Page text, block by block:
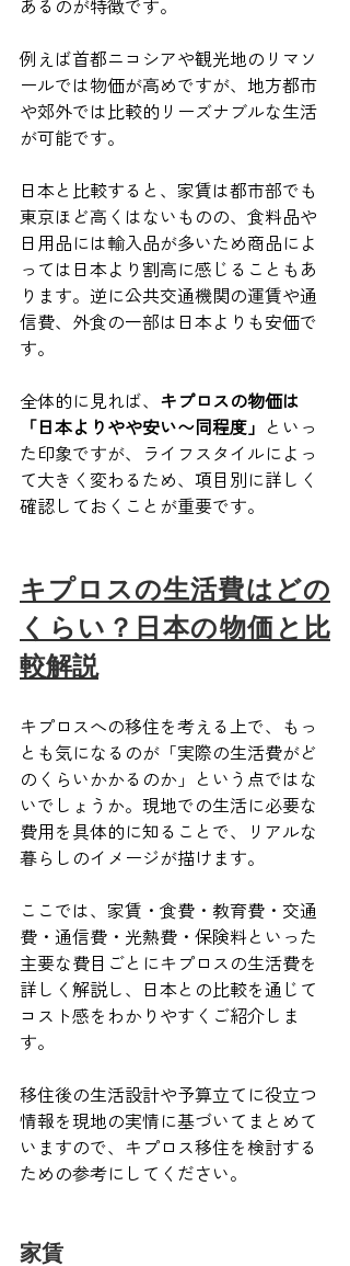
例えば首都ニコシアや観光地のリマソ
ールでは物価が高めですが、地方都市
や郊外では比較的リーズナブルな生活
が可能です。
日本と比較すると、家賃は都市部でも
東京ほど高くはないものの、食料品や
日用品には輸入品が多いため商品によ
っては日本より割高に感じることもあ
ります。逆に公共交通機関の運賃や通
信費、外食の一部は日本よりも安価で
す。
全体的に見れば、 キプロスの物価は
「日本よりやや安い〜同程度」 といっ
た印象ですが、ライフスタイルによっ
て大きく変わるため、項目別に詳しく
確認しておくことが重要です。
キプロスの生活費はどの
くらい？日本の物価と比
較解説
キプロスへの移住を考える上で、もっ
とも気になるのが「実際の生活費がど
のくらいかかるのか」という点ではな
いでしょうか。現地での生活に必要な
費用を具体的に知ることで、リアルな
暮らしのイメージが描けます。
ここでは、家賃・食費・教育費・交通
費・通信費・光熱費・保険料といった
主要な費目ごとにキプロスの生活費を
詳しく解説し、日本との比較を通じて
コスト感をわかりやすくご紹介しま
す。
移住後の生活設計や予算立てに役立つ
情報を現地の実情に基づいてまとめて
いますので、キプロス移住を検討する
ための参考にしてください。
家賃